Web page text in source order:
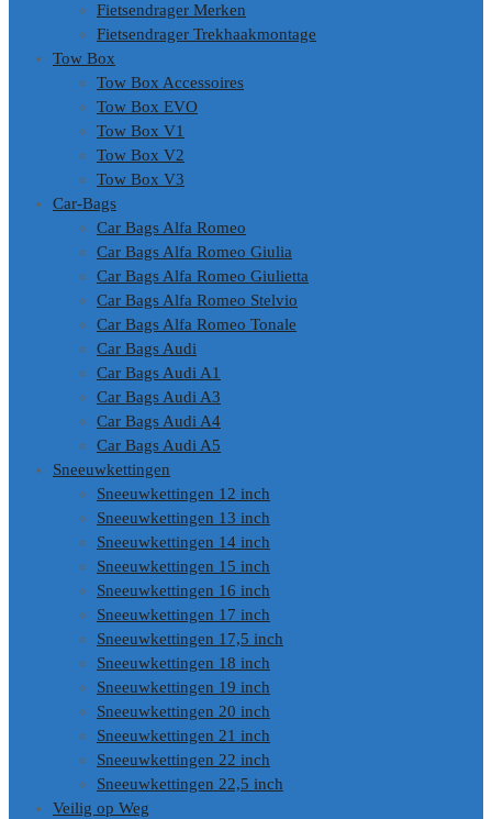
Fietsendrager Merken
Fietsendrager Trekhaakmontage
Tow Box
Tow Box Accessoires
Tow Box EVO
Tow Box V1
Tow Box V2
Tow Box V3
Car-Bags
Car Bags Alfa Romeo
Car Bags Alfa Romeo Giulia
Car Bags Alfa Romeo Giulietta
Car Bags Alfa Romeo Stelvio
Car Bags Alfa Romeo Tonale
Car Bags Audi
Car Bags Audi A1
Car Bags Audi A3
Car Bags Audi A4
Car Bags Audi A5
Sneeuwkettingen
Sneeuwkettingen 12 inch
Sneeuwkettingen 13 inch
Sneeuwkettingen 14 inch
Sneeuwkettingen 15 inch
Sneeuwkettingen 16 inch
Sneeuwkettingen 17 inch
Sneeuwkettingen 17,5 inch
Sneeuwkettingen 18 inch
Sneeuwkettingen 19 inch
Sneeuwkettingen 20 inch
Sneeuwkettingen 21 inch
Sneeuwkettingen 22 inch
Sneeuwkettingen 22,5 inch
Veilig op Weg